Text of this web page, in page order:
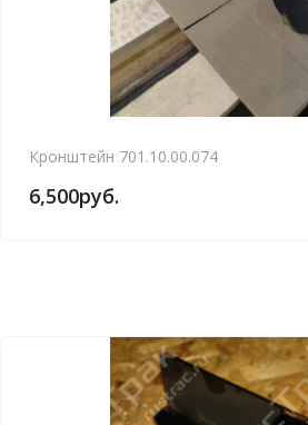
Кронштейн 701.10.00.074
6,500руб.